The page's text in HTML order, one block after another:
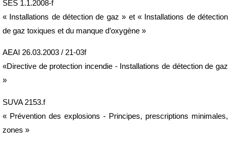
SES 1.1.2008-f
« Installations de détection de gaz » et « Installations de détection
de gaz toxiques et du manque d’oxygène »
AEAI 26.03.2003 / 21-03f
«Directive de protection incendie - Installations de détection de gaz
»
SUVA 2153.f
« Prévention des explosions - Principes, prescriptions minimales,
zones »